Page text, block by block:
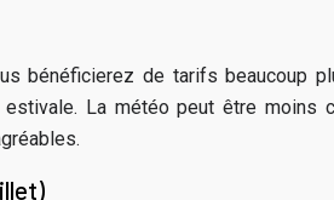
bénéficierez de tarifs beaucoup
La météo peut être moins